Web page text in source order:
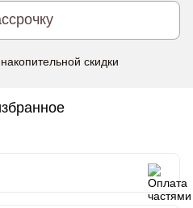
скидки